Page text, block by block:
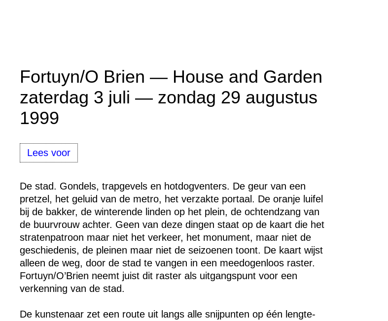
Fortuyn/O Brien — House and Garden
zaterdag 3 juli — zondag 29 augustus
1999
Lees voor
De stad. Gondels, trapgevels en hotdogventers. De geur van een
pretzel, het geluid van de metro, het verzakte portaal. De oranje luifel
bij de bakker, de winterende linden op het plein, de ochtendzang van
de buurvrouw achter. Geen van deze dingen staat op de kaart die het
stratenpatroon maar niet het verkeer, het monument, maar niet de
geschiedenis, de pleinen maar niet de seizoenen toont. De kaart wijst
alleen de weg, door de stad te vangen in een meedogenloos raster.
Fortuyn/O’Brien neemt juist dit raster als uitgangspunt voor een
verkenning van de stad.
De kunstenaar zet een route uit langs alle snijpunten op één lengte-